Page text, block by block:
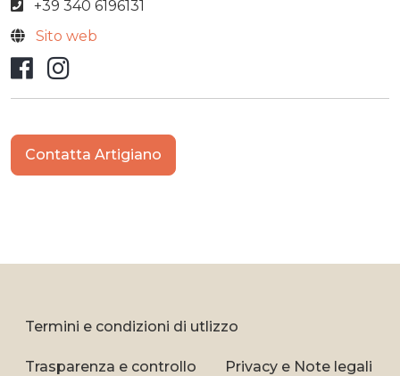
+39 340 6196131
Sito web
Facebook
Instagram
Contatta Artigiano
Termini e condizioni di utlizzo
Trasparenza e controllo Privacy e Note legali